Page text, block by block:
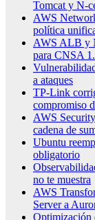
Tomcat y N-
AWS
política
AWS ALB y
para CNSA
a ataques
TP-Link
compromiso
AWS
cadena de
Ubuntu
obligatorio
no te muestra
AWS
Server a
Optimización